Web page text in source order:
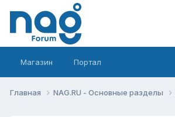
Магазин Портал
Главная NAG.RU - Основные разделы